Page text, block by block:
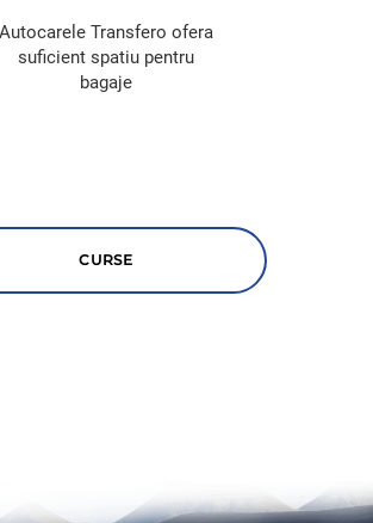
Autocarele Transfero ofera
suficient spatiu pentru
bagaje
CURSE